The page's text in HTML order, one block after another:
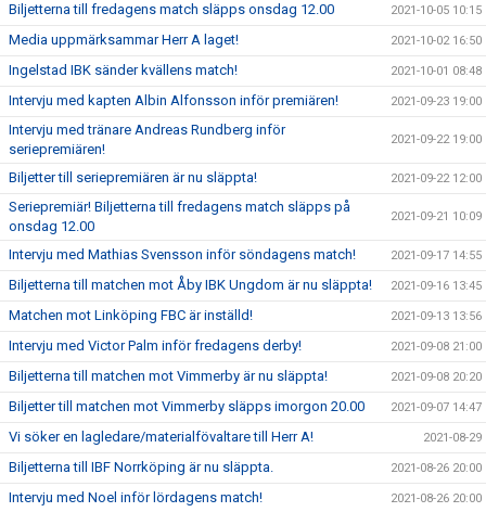
Biljetterna till fredagens match släpps onsdag 12.00 2021-10-05 10:15
Media uppmärksammar Herr A laget! 2021-10-02 16:50
Ingelstad IBK sänder kvällens match! 2021-10-01 08:48
Intervju med kapten Albin Alfonsson inför premiären! 2021-09-23 19:00
Intervju med tränare Andreas Rundberg inför
seriepremiären!
2021-09-22 19:00
Biljetter till seriepremiären är nu släppta! 2021-09-22 12:00
Seriepremiär! Biljetterna till fredagens match släpps på
onsdag 12.00
2021-09-21 10:09
Intervju med Mathias Svensson inför söndagens match! 2021-09-17 14:55
Biljetterna till matchen mot Åby IBK Ungdom är nu släppta! 2021-09-16 13:45
Matchen mot Linköping FBC är inställd! 2021-09-13 13:56
Intervju med Victor Palm inför fredagens derby! 2021-09-08 21:00
Biljetterna till matchen mot Vimmerby är nu släppta! 2021-09-08 20:20
Biljetter till matchen mot Vimmerby släpps imorgon 20.00 2021-09-07 14:47
Vi söker en lagledare/materialfövaltare till Herr A! 2021-08-29
Biljetterna till IBF Norrköping är nu släppta. 2021-08-26 20:00
Intervju med Noel inför lördagens match! 2021-08-26 20:00